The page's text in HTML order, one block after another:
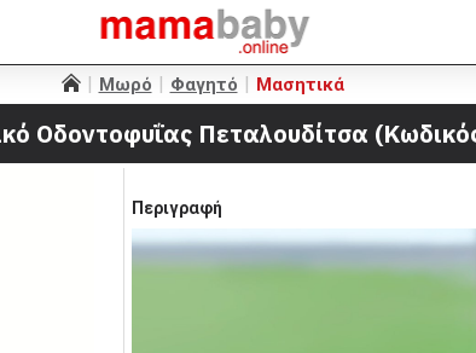
Μωρό Φαγητό Μασητικά
Οδοντοφυΐας Πεταλουδίτσα
Περιγραφή